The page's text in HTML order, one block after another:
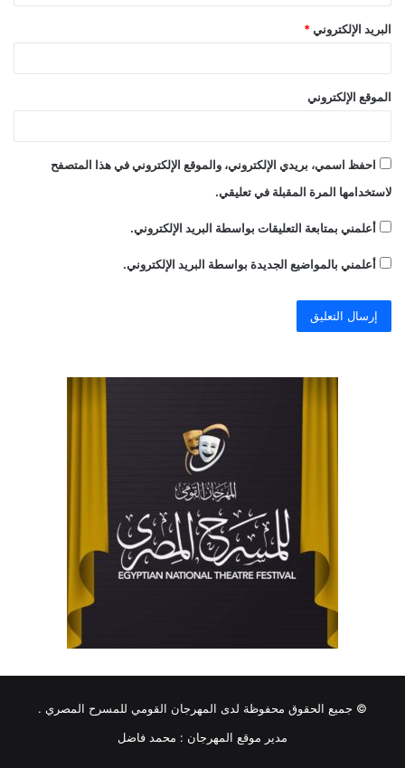
البريد الإلكتروني *
الموقع الإلكتروني
احفظ اسمي، بريدي الإلكتروني، والموقع الإلكتروني في هذا المتصفح
لاستخدامها المرة المقبلة في تعليقي.
أعلمني بمتابعة التعليقات بواسطة البريد الإلكتروني.
أعلمني بالمواضيع الجديدة بواسطة البريد الإلكتروني.
© جميع الحقوق محفوظة لدى المهرجان القومي للمسرح المصري .
مدير موقع المهرجان : محمد فاضل